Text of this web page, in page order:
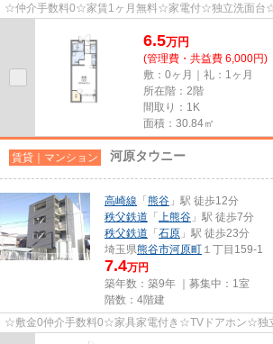
☆仲介手数料0☆家賃1ヶ月無料☆家電付☆独立洗面台
6.5万円
(管理費・共益費 6,000円)
敷：0ヶ月｜礼：1ヶ月
所在階：2階
間取り：1K
面積：30.84㎡
賃貸｜マンション 河原タウニー
高崎線 「 熊谷 」駅 徒歩12分
秩父鉄道 「 上熊谷 」駅 徒歩7分
秩父鉄道 「 石原 」駅 徒歩23分
埼玉県熊谷市河原町 １丁目159-1
7.4万円
築年数：築9年 ｜募集中： 1室
階数：4階建
☆敷金0仲介手数料0☆家具家電付き☆TVドアホン☆独